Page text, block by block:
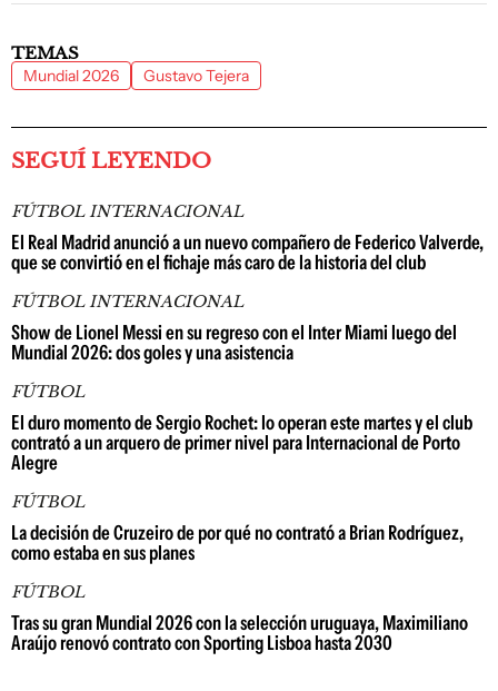
TEMAS
Mundial 2026 Gustavo Tejera
SEGUÍ LEYENDO
FÚTBOL INTERNACIONAL
El Real Madrid anunció a un nuevo compañero de Federico Valverde,
que se convirtió en el fichaje más caro de la historia del club
FÚTBOL INTERNACIONAL
Show de Lionel Messi en su regreso con el Inter Miami luego del
Mundial 2026: dos goles y una asistencia
FÚTBOL
El duro momento de Sergio Rochet: lo operan este martes y el club
contrató a un arquero de primer nivel para Internacional de Porto
Alegre
FÚTBOL
La decisión de Cruzeiro de por qué no contrató a Brian Rodríguez,
como estaba en sus planes
FÚTBOL
Tras su gran Mundial 2026 con la selección uruguaya, Maximiliano
Araújo renovó contrato con Sporting Lisboa hasta 2030